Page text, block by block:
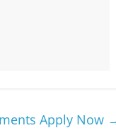
Apply Now